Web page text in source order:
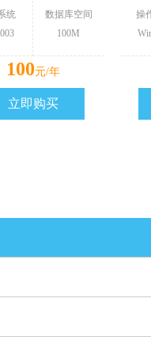
统
数据库空间
100M
100元/年
立即购买
操